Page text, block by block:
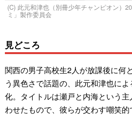
(C) 此元和津也（別冊少年チャンピオン）
ミ」製作委員会
見どころ
関西の男子高校生2人が放課後に何
う異色さで話題の、此元和津也に
化。タイトルは瀬戸と内海という
わせたもので、彼らが交わす嘲笑